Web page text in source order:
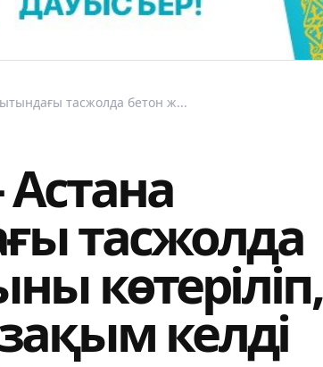
тасжолда бетон ж...
тасжолда
көтеріліп,
келді